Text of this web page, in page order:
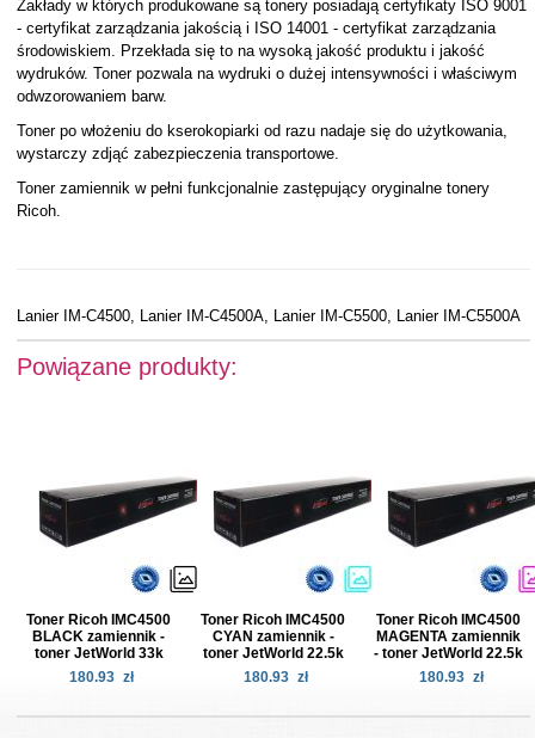
Zakłady w których produkowane są tonery posiadają certyfikaty ISO 9001
- certyfikat zarządzania jakością i ISO 14001 - certyfikat zarządzania
środowiskiem. Przekłada się to na wysoką jakość produktu i jakość
wydruków. Toner pozwala na wydruki o dużej intensywności i właściwym
odwzorowaniem barw.
Toner po włożeniu do kserokopiarki od razu nadaje się do użytkowania,
wystarczy zdjąć zabezpieczenia transportowe.
Toner zamiennik w pełni funkcjonalnie zastępujący oryginalne tonery
Ricoh.
Lanier IM-C4500, Lanier IM-C4500A, Lanier IM-C5500, Lanier IM-C5500A
Powiązane produkty:
Toner Ricoh IMC4500
BLACK zamiennik -
toner JetWorld 33k
180.93 zł
Toner Ricoh IMC4500
CYAN zamiennik -
toner JetWorld 22.5k
180.93 zł
Toner Ricoh IMC4500
MAGENTA zamiennik
- toner JetWorld 22.5k
180.93 zł